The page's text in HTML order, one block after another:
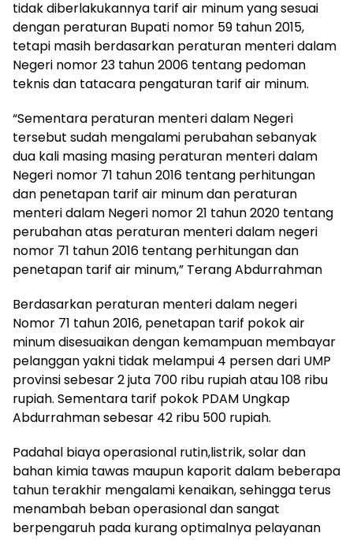
tidak diberlakukannya tarif air minum yang sesuai
dengan peraturan Bupati nomor 59 tahun 2015,
tetapi masih berdasarkan peraturan menteri dalam
Negeri nomor 23 tahun 2006 tentang pedoman
teknis dan tatacara pengaturan tarif air minum.
“Sementara peraturan menteri dalam Negeri
tersebut sudah mengalami perubahan sebanyak
dua kali masing masing peraturan menteri dalam
Negeri nomor 71 tahun 2016 tentang perhitungan
dan penetapan tarif air minum dan peraturan
menteri dalam Negeri nomor 21 tahun 2020 tentang
perubahan atas peraturan menteri dalam negeri
nomor 71 tahun 2016 tentang perhitungan dan
penetapan tarif air minum,” Terang Abdurrahman
Berdasarkan peraturan menteri dalam negeri
Nomor 71 tahun 2016, penetapan tarif pokok air
minum disesuaikan dengan kemampuan membayar
pelanggan yakni tidak melampui 4 persen dari UMP
provinsi sebesar 2 juta 700 ribu rupiah atau 108 ribu
rupiah. Sementara tarif pokok PDAM Ungkap
Abdurrahman sebesar 42 ribu 500 rupiah.
Padahal biaya operasional rutin,listrik, solar dan
bahan kimia tawas maupun kaporit dalam beberapa
tahun terakhir mengalami kenaikan, sehingga terus
menambah beban operasional dan sangat
berpengaruh pada kurang optimalnya pelayanan